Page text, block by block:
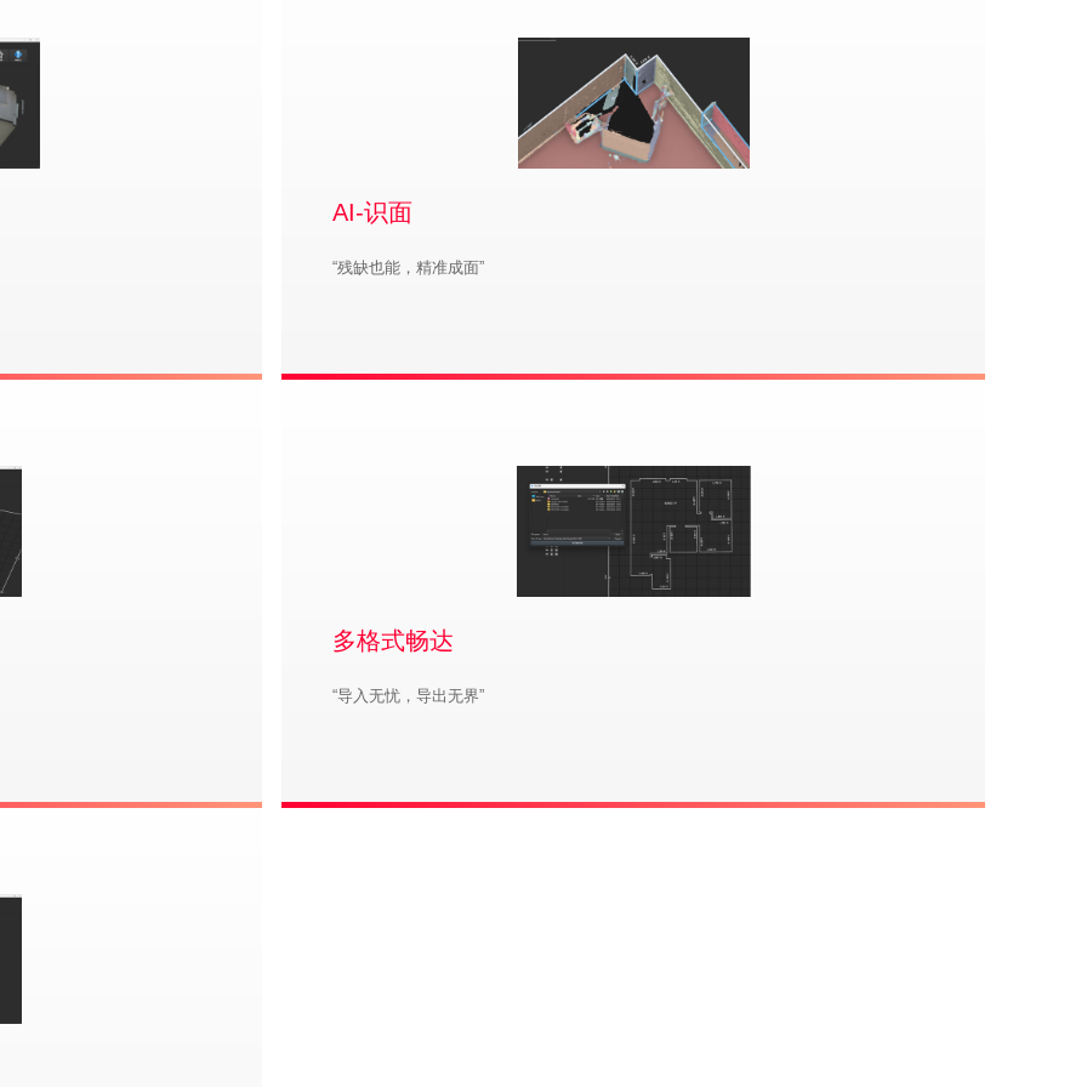
AI-识面
“残缺也能，精准成面”
多格式畅达
“导入无忧，导出无界”